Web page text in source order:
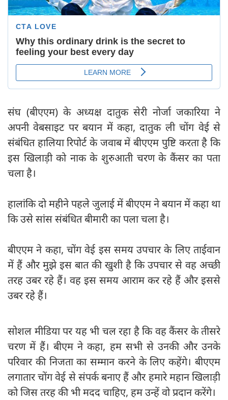
संघ (बीएएम) के अध्यक्ष दातुक सेरी नोर्जा जकारिया ने
अपनी वेबसाइट पर बयान में कहा, दातुक ली चोंग वेई से
संबंधित हालिया रिपोर्ट के जवाब में बीएएम पुष्टि करता है कि
इस खिलाड़ी को नाक के शुरुआती चरण के कैंसर का पता
चला है।
हालांकि दो महीने पहले जुलाई में बीएएम ने बयान में कहा था
कि उसे सांस संबंधित बीमारी का पला चला है।
बीएएम ने कहा, चोंग वेई इस समय उपचार के लिए ताईवान
में हैं और मुझे इस बात की खुशी है कि उपचार से वह अच्छी
तरह उबर रहे हैं। वह इस समय आराम कर रहे हैं और इससे
उबर रहे हैं।
सोशल मीडिया पर यह भी चल रहा है कि वह कैंसर के तीसरे
चरण में हैं। बीएम ने कहा, हम सभी से उनकी और उनके
परिवार की निजता का सम्मान करने के लिए कहेंगे। बीएएम
लगातार चोंग वेई से संपर्क बनाए हैं और हमारे महान खिलाड़ी
को जिस तरह की भी मदद चाहिए, हम उन्हें वो प्रदान करेंगे।